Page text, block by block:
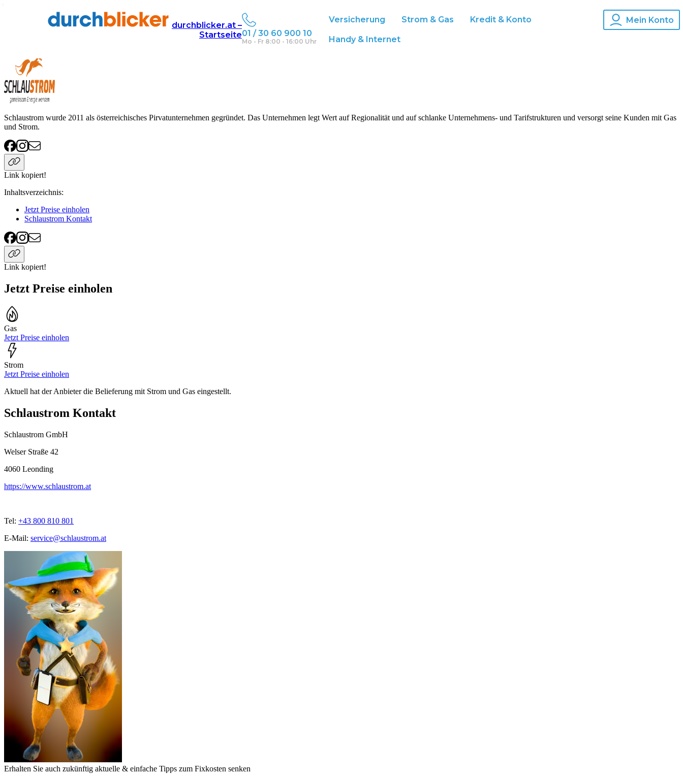
durchblicker.at –
Startseite01 / 30 60 900 10
Mo - Fr 8:00 - 16:00 Uhr
Versicherung Strom & Gas Kredit & Konto
Handy & Internet
Mein Konto
Energie Schlaustrom
Schlaustrom wurde 2011 als österreichisches Pirvatunternehmen gegründet. Das Unternehmen legt Wert auf Regionalität und auf schlanke Unternehmens- und Tarifstrukturen und versorgt seine Kunden mit Gas
und Strom.
Link kopiert!
Inhaltsverzeichnis:
Jetzt Preise einholen
Schlaustrom Kontakt
Link kopiert!
Jetzt Preise einholen
Gas
Jetzt Preise einholen
Strom
Jetzt Preise einholen
Aktuell hat der Anbieter die Belieferung mit Strom und Gas eingestellt.
Schlaustrom Kontakt
Schlaustrom GmbH
Welser Straße 42
4060 Leonding
https://www.schlaustrom.at
Tel: +43 800 810 801
E-Mail: service@schlaustrom.at
Erhalten Sie auch zukünftig aktuelle & einfache Tipps zum Fixkosten senken